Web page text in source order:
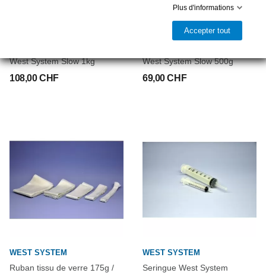
West System Slow 1kg
108,00 CHF
WEST SYSTEM
West System Slow 500g
69,00 CHF
WEST SYSTEM
Ruban tissu de verre 175g /
WEST SYSTEM
Seringue West System
Plus d'informations
Accepter tout